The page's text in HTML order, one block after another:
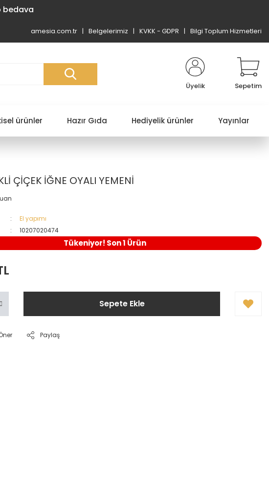
bedava
amesia.com.tr Belgelerimiz KVKK - GDPR Bilgi Toplum Hizmetleri
Üyelik Sepetim
ürünler Hazır Gıda Hediyelik ürünler Yayınlar
ÇİÇEK İĞNE OYALI YEMENİ
El yapımı
10207020474
Tükeniyor! Son 1 Ürün
Sepete Ekle
Paylaş